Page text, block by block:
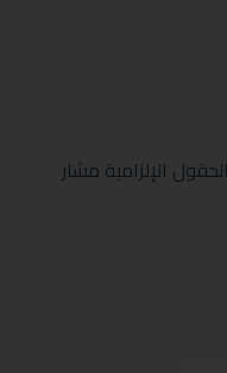
الحقول الإلزامية مشار